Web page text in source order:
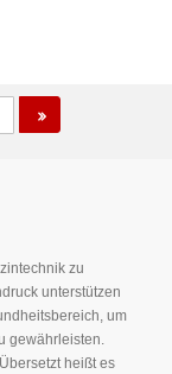
zu
unterstützen
um
gewährleisten.
heißt es